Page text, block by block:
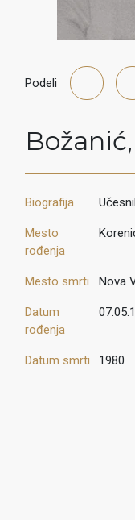
Podeli
Božanić,
Biografija
Mesto
rođenja
Mesto smrti Nova
Datum
rođenja
Datum smrti 1980